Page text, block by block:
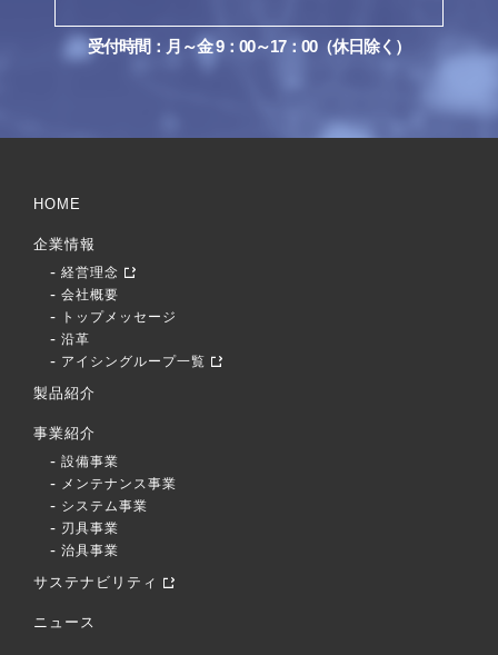
受付時間：月～金 9：00～17：00（休日除く）
HOME
企業情報
経営理念
会社概要
トップメッセージ
沿革
アイシングループ一覧
製品紹介
事業紹介
設備事業
メンテナンス事業
システム事業
刃具事業
治具事業
サステナビリティ
ニュース